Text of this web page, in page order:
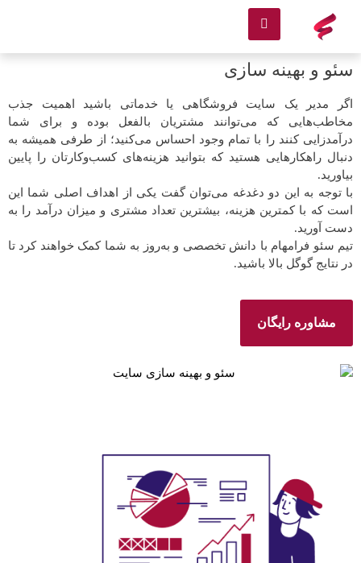
سئو و بهینه سازی
اگر مدیر یک سایت فروشگاهی یا خدماتی باشید اهمیت جذب
مخاطب‌هایی که می‌توانند مشتریان بالفعل بوده و برای شما
درآمدزایی کنند را با تمام وجود احساس می‌کنید؛ از طرفی همیشه به
دنبال راهکارهایی هستید که بتوانید هزینه‌های کسب‌وکارتان را پایین
بیاورید.
با توجه به این دو دغدغه‌ می‌توان گفت یکی از اهداف اصلی شما این
است که با کمترین هزینه، بیشترین تعداد مشتری و میزان درآمد را به
دست آورید.
تیم سئو فرامهام با دانش تخصصی و به‌روز به شما کمک خواهند کرد تا
در نتایج گوگل بالا باشید.
مشاوره رایگان